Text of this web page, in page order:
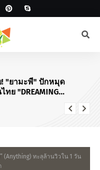
"ยามะพี" ปักหมุด
ย "DREAMING
(Anything) ทะลุล้านวิวใน 1 วัน